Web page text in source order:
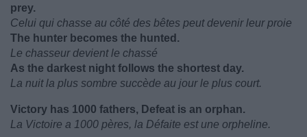
prey.
Celui qui chasse au côté des bêtes peut devenir leur proie
The hunter becomes the hunted.
Le chasseur devient le chassé
As the darkest night follows the shortest day.
La nuit la plus sombre succède au jour le plus court.
Victory has 1000 fathers, Defeat is an orphan.
La Victoire a 1000 pères, la Défaite est une orpheline.